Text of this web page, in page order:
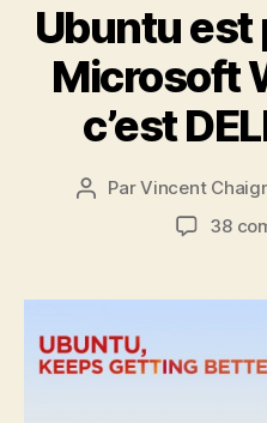
Ubuntu est
Microsoft
c’est
Auteur
ParVincent
38